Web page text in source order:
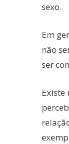
sexo.
Em
não
ser
Existe